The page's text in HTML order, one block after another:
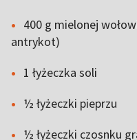
400 g mielonej
antrykot)
1 łyżeczka soli
½ łyżeczki pieprzu
½ łyżeczki czosnku